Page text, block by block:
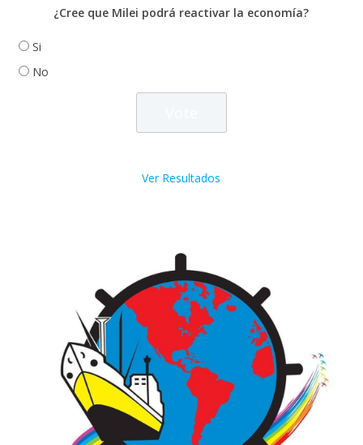
¿Cree que Milei podrá reactivar la economía?
Si
No
Ver Resultados